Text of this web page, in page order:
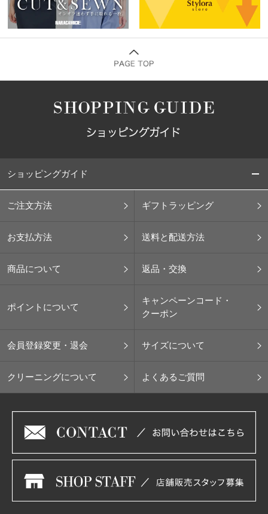
ショッピングガイド
ご注文方法 ギフトラッピング
お支払方法 送料と配送方法
商品について 返品・交換
ポイントについて
キャンペーンコード・
クーポン
会員登録変更・退会 サイズについて
クリーニングについて よくあるご質問